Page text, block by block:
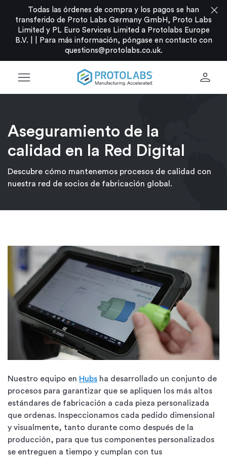
Todas las órdenes de compra y los pagos se han
transferido de Proto Labs Germany GmbH, Proto Labs
Limited y PL Euro Services Limited a Protolabs Europe
B.V. |
Para más información, póngase en contacto con
questions@protolabs.co.uk.
close
menu person
Aseguramiento de la
calidad en la Red Digital
Descubre cómo mantenemos procesos de calidad con
nuestra red de socios de fabricación global.
Nuestro equipo en Hubs ha desarrollado un conjunto de
procesos para garantizar que se apliquen los más altos
estándares de fabricación a cada pieza personalizada
que ordenas. Inspeccionamos cada pedido dimensional
y visualmente, tanto durante como después de la
producción, para que tus componentes personalizados
se entreguen a tiempo y cumplan con tus